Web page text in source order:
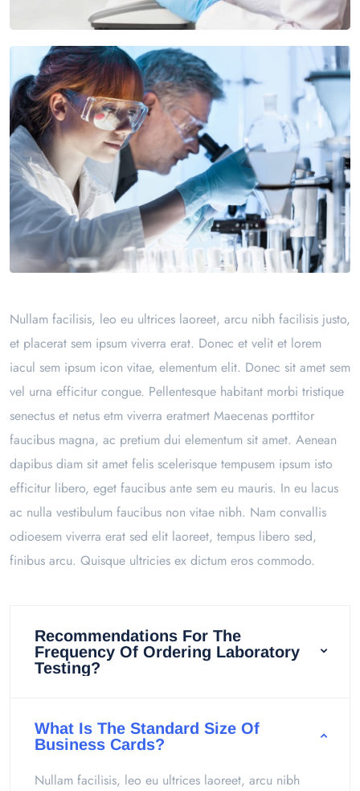
Nullam facilisis, leo eu ultrices laoreet, arcu nibh facilisis justo,
et placerat sem ipsum viverra erat. Donec et velit et lorem
iacul sem ipsum icon vitae, elementum elit. Donec sit amet sem
vel urna efficitur congue. Pellentesque habitant morbi tristique
senectus et netus etm viverra eratmert Maecenas porttitor
faucibus magna, ac pretium dui elementum sit amet. Aenean
dapibus diam sit amet felis scelerisque tempusem ipsum isto
efficitur libero, eget faucibus ante sem eu mauris. In eu lacus
ac nulla vestibulum faucibus non vitae nibh. Nam convallis
odioesem viverra erat sed elit laoreet, tempus libero sed,
finibus arcu. Quisque ultricies ex dictum eros commodo.
Recommendations For The
Frequency Of Ordering Laboratory
Testing?
What Is The Standard Size Of
Business Cards?
Nullam facilisis, leo eu ultrices laoreet, arcu nibh